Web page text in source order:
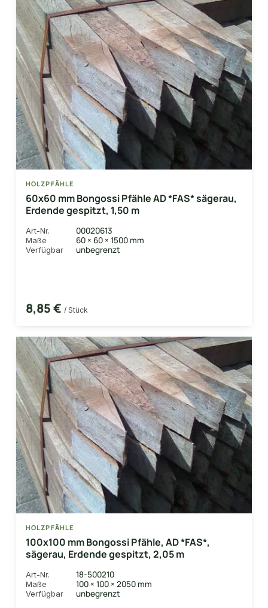
HOLZPFÄHLE
60x60 mm Bongossi Pfähle AD *FAS* sägerau,
Erdende gespitzt, 1,50 m
Art-Nr. 00020613
Maße 60 × 60 × 1500 mm
Verfügbar unbegrenzt
8,85 € / Stück
HOLZPFÄHLE
100x100 mm Bongossi Pfähle, AD *FAS*,
sägerau, Erdende gespitzt, 2,05 m
Art-Nr. 18-500210
Maße 100 × 100 × 2050 mm
Verfügbar unbegrenzt